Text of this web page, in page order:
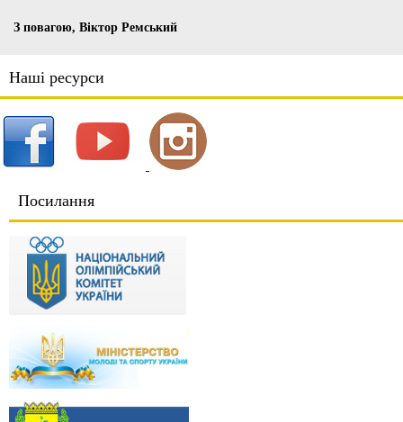
З повагою, Віктор Ремський
Наші ресурси
Посилання